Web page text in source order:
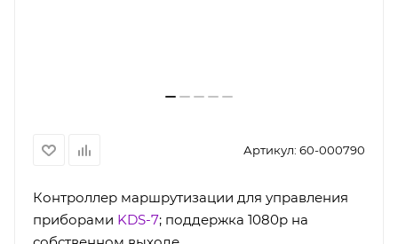
Артикул: 60-000790
Контроллер маршрутизации для управления
приборами KDS-7; поддержка 1080p на